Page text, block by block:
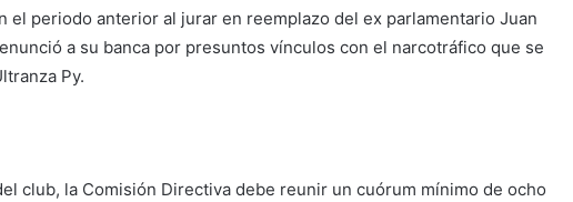
el periodo anterior al jurar en reemplazo del ex parlamentario Juan
a su banca por presuntos vínculos con el narcotráfico que se
Py.
club, la Comisión Directiva debe reunir un cuórum mínimo de ocho